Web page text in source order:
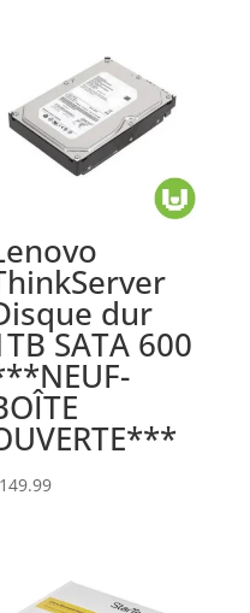
dur
SATA 600
149.99